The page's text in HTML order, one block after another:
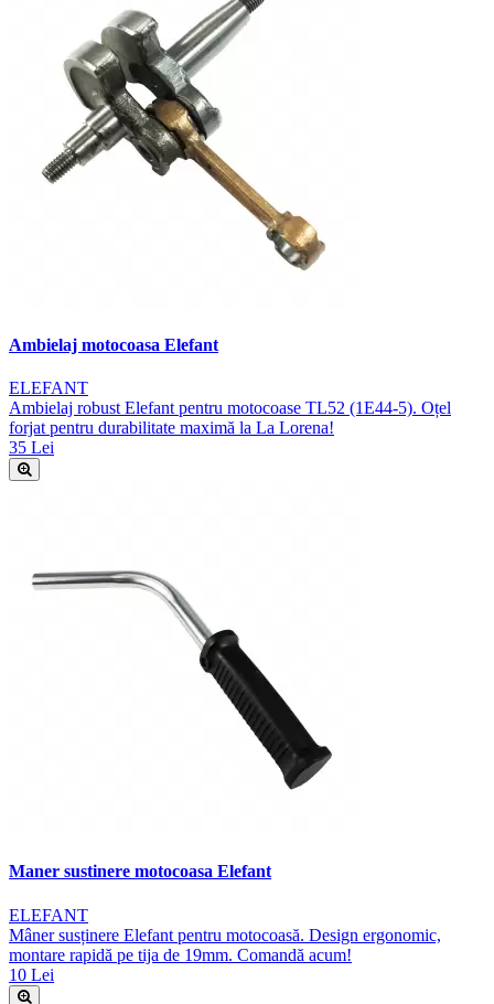
Ambielaj motocoasa Elefant
ELEFANT
Ambielaj robust Elefant pentru motocoase TL52 (1E44-5). Oțel
forjat pentru durabilitate maximă la La Lorena!
35 Lei
Maner sustinere motocoasa Elefant
ELEFANT
Mâner susținere Elefant pentru motocoasă. Design ergonomic,
montare rapidă pe tija de 19mm. Comandă acum!
10 Lei